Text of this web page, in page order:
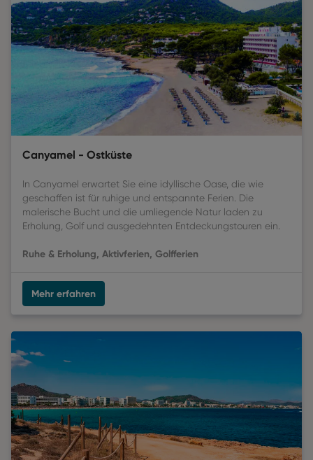
Canyamel - Ostküste
In Canyamel erwartet Sie eine idyllische Oase, die wie
geschaffen ist für ruhige und entspannte Ferien. Die
malerische Bucht und die umliegende Natur laden zu
Erholung, Golf und ausgedehnten Entdeckungstouren ein.
Ruhe & Erholung, Aktivferien, Golfferien
Mehr erfahren